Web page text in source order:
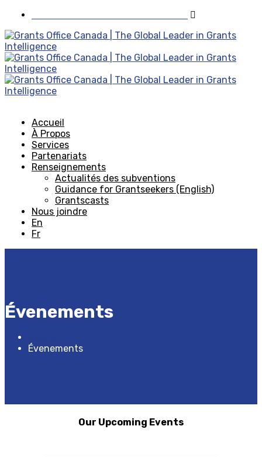
Accueil
À Propos
Services
Partenariats
Renseignements
Actualités des subventions
Guidance for Grantseekers (English)
Grantscasts
Nous joindre
En
Fr
Évenements
Évenements
Our Upcoming Events